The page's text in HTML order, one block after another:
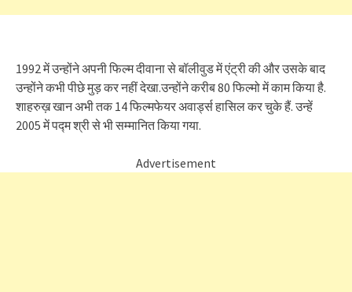
1992 में उन्होंने अपनी फिल्म दीवाना से बॉलीवुड में एंट्री की और उसके बाद
उन्होंने कभी पीछे मुड़ कर नहीं देखा.उन्होंने करीब 80 फिल्मो में काम किया है.
शाहरुख़ खान अभी तक 14 फिल्मफेयर अवार्ड्स हासिल कर चुके हैं. उन्हें
2005 में पद्म श्री से भी सम्मानित किया गया.
Advertisement